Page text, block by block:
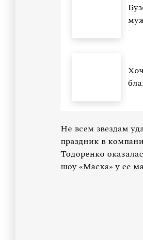
Не всем звездам
праздник в
Тодоренко
шоу «Маска» у ее